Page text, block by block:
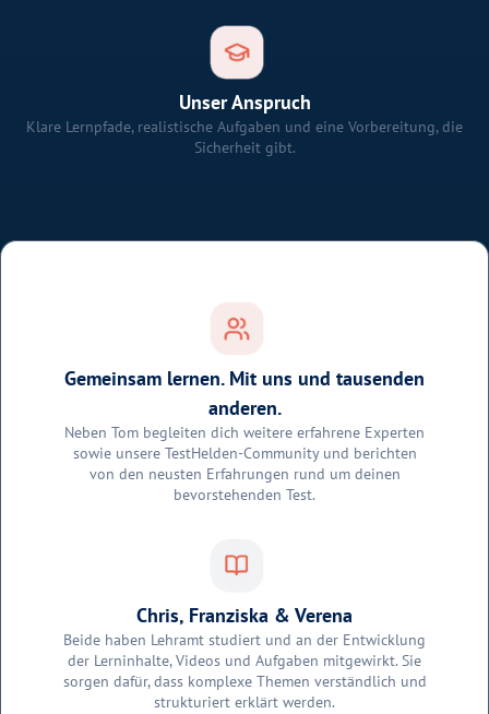
Unser Anspruch
Klare Lernpfade, realistische Aufgaben und eine Vorbereitung, die
Sicherheit gibt.
Gemeinsam lernen. Mit uns und tausenden
anderen.
Neben Tom begleiten dich weitere erfahrene Experten
sowie unsere TestHelden-Community und berichten
von den neusten Erfahrungen rund um deinen
bevorstehenden Test.
Chris, Franziska & Verena
Beide haben Lehramt studiert und an der Entwicklung
der Lerninhalte, Videos und Aufgaben mitgewirkt. Sie
sorgen dafür, dass komplexe Themen verständlich und
strukturiert erklärt werden.